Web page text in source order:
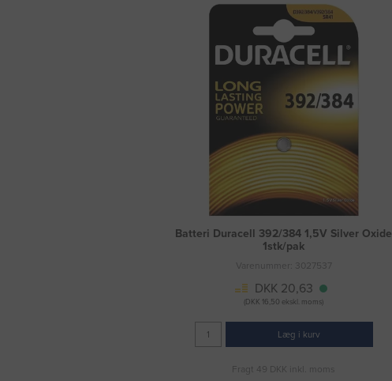
Batteri Duracell 392/384 1,5V Silver Oxide
1stk/pak
Varenummer: 3027537
DKK 20,63
(DKK 16,50 ekskl. moms)
Læg i kurv
Fragt 49 DKK inkl. moms